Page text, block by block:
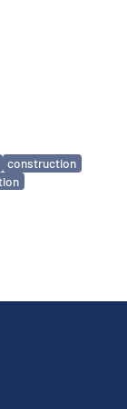
construction